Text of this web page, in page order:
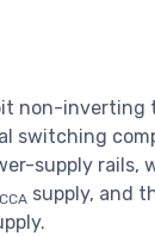
non-inverting
switching
supply
CCA supply, and